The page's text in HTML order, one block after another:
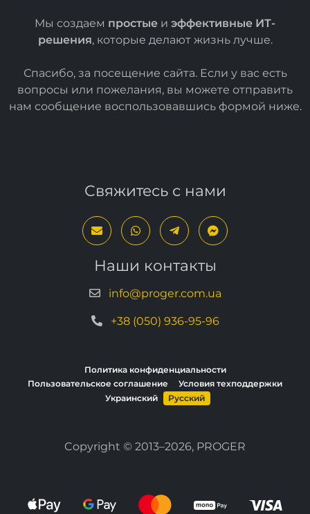
Мы создаем простые и эффективные ИТ-
решения, которые делают жизнь лучше.
Спасибо, за посещение сайта. Если у вас есть
вопросы или пожелания, вы можете отправить
нам сообщение воспользовавшись формой ниже.
Свяжитесь с нами
Наши контакты
info@proger.com.ua
+38 (050) 936-95-96
Политика конфиденциальности
Пользовательское соглашение
Условия техподдержки
Украинский
Русский
Copyright © 2013–2026, PROGER